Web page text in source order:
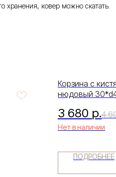
хранения, ковер можно скатать.
Корзина с
нюдовый
3 680 р.4
Нет в наличии
ПОДРОБНЕЕ